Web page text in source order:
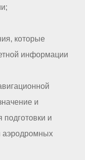
которые
информации
и
подготовки и
аэродромных